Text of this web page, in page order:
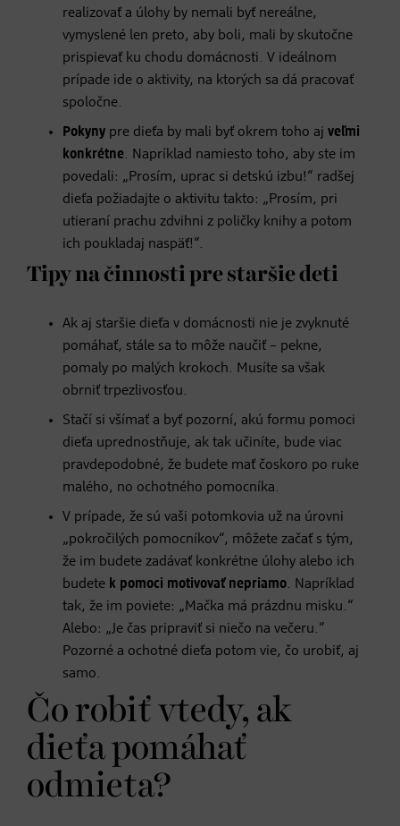
realizovať a úlohy by nemali byť nereálne,
vymyslené len preto, aby boli, mali by skutočne
prispievať ku chodu domácnosti. V ideálnom
prípade ide o aktivity, na ktorých sa dá pracovať
spoločne.
Pokyny pre dieťa by mali byť okrem toho aj veľmi
konkrétne. Napríklad namiesto toho, aby ste im
povedali: „Prosím, uprac si detskú izbu!“ radšej
dieťa požiadajte o aktivitu takto: „Prosím, pri
utieraní prachu zdvihni z poličky knihy a potom
ich poukladaj naspäť!“.
Tipy na činnosti pre staršie deti
Ak aj staršie dieťa v domácnosti nie je zvyknuté
pomáhať, stále sa to môže naučiť – pekne,
pomaly po malých krokoch. Musíte sa však
obrniť trpezlivosťou.
Stačí si všímať a byť pozorní, akú formu pomoci
dieťa uprednostňuje, ak tak učiníte, bude viac
pravdepodobné, že budete mať čoskoro po ruke
malého, no ochotného pomocníka.
V prípade, že sú vaši potomkovia už na úrovni
„pokročilých pomocníkov“, môžete začať s tým,
že im budete zadávať konkrétne úlohy alebo ich
budete k pomoci motivovať nepriamo. Napríklad
tak, že im poviete: „Mačka má prázdnu misku.“
Alebo: „Je čas pripraviť si niečo na večeru.“
Pozorné a ochotné dieťa potom vie, čo urobiť, aj
samo.
Čo robiť vtedy, ak
dieťa pomáhať
odmieta?